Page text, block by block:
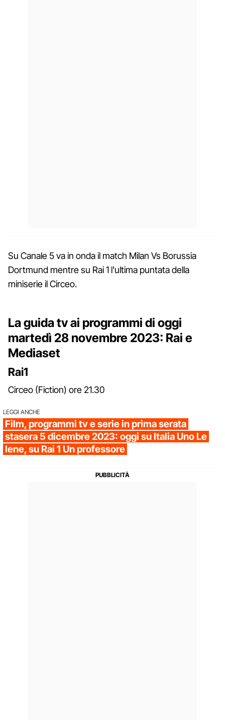
Su Canale 5 va in onda il match Milan Vs Borussia
Dortmund mentre su Rai 1 l'ultima puntata della
miniserie il Circeo.
La guida tv ai programmi di oggi
martedì 28 novembre 2023: Rai e
Mediaset
Rai1
Circeo (Fiction) ore 21.30
LEGGI ANCHE
Film, programmi tv e serie in prima serata
stasera 5 dicembre 2023: oggi su Italia Uno Le
Iene, su Rai 1 Un professore